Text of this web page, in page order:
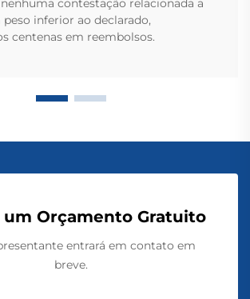
inferior ao declarado,
centenas em reembolsos.
Orçamento Gratuito
entrará em contato em
breve.